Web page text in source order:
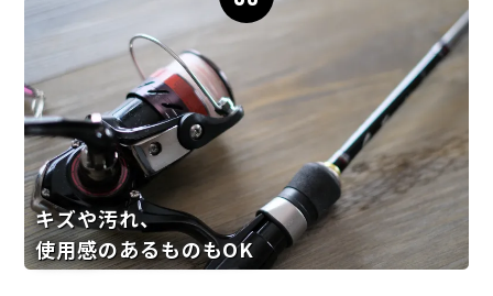
キズや汚れ、
使用感のあるものもOK